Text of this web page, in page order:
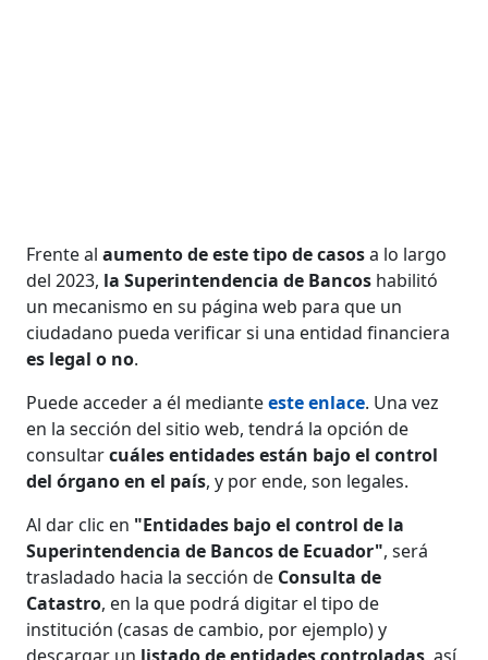
Frente al aumento de este tipo de casosa lo largo
del 2023, la Superintendencia de Bancos habilitó
un mecanismo en su página web para que un
ciudadano pueda verificar si una entidad financiera
es legal o no.
Puede acceder a él medianteeste enlace. Una vez
en la sección del sitio web, tendrá la opción de
consultarcuáles entidades están bajo el control
del órgano en el país, y por ende, son legales.
Al dar clic en "Entidades bajo el control de la
Superintendencia de Bancos de Ecuador", será
trasladado hacia la sección de Consulta de
Catastro, en la que podrá digitar el tipo de
institución (casas de cambio, por ejemplo) y